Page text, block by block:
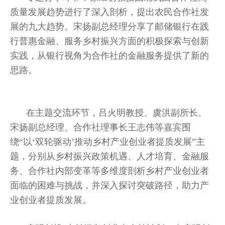
质量发展趋势进行了深入剖析，提出农民合作社发
展的九大趋势。宋扬副总经理分享了邮储银行在践
行普惠金融、服务乡村振兴方面的积极探索与创新
实践，从银行视角为合作社的金融服务提供了新的
思路。
在主题交流环节，吕火明教授、虞洪副所长、
宋扬副总经理、合作社理事长王志伟等嘉宾围
绕“以‘双轮驱动’推动乡村产业创业者提质发展”主
题，分别从乡村振兴政策机遇、人才培育、金融服
务、合作社内部变革等多维度剖析乡村产业创业者
面临的困难与挑战，并深入探讨突破路径，助力产
业创业者提质发展。